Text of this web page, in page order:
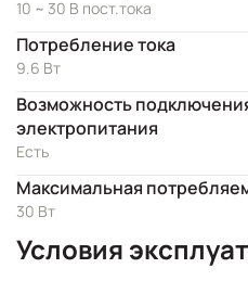
10 ~ 30 В пост.тока
Потребление тока
9.6 Вт
Возможность
электропитания
Есть
Максимальная
30 Вт
Условия